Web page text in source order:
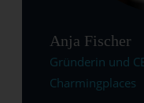
Anja Fischer
Gründerin und
Charmingplaces